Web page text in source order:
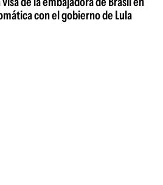
con el gobierno de Lula